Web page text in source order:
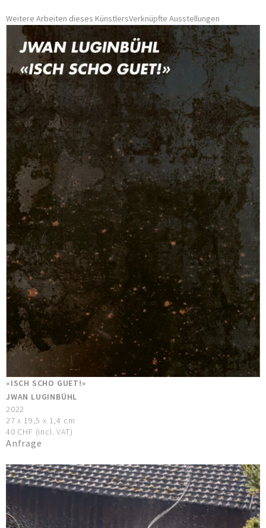
Weitere Arbeiten dieses KünstlersVerknüpfte Ausstellungen
«ISCH SCHO GUET!»
JWAN LUGINBÜHL
2022
27 x 19,5 x 1,4 cm
40 CHF (incl. VAT)
Anfrage